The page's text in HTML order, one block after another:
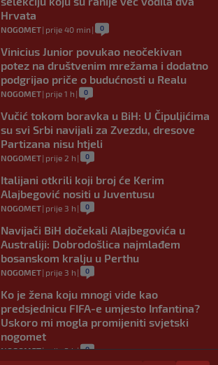
Hrvata
NOGOMET| prije 40 min | 0
Vinicius Junior povukao neočekivan
potez na društvenim mrežama i dodatno
podgrijao priče o budućnosti u Realu
NOGOMET| prije 1 h | 0
Vučić tokom boravka u BiH: U Čipuljićima
su svi Srbi navijali za Zvezdu, dresove
Partizana nisu htjeli
NOGOMET| prije 2 h | 0
Italijani otkrili koji broj će Kerim
Alajbegović nositi u Juventusu
NOGOMET| prije 3 h | 0
Navijači BiH dočekali Alajbegovića u
Australiji: Dobrodošlica najmlađem
bosanskom kralju u Perthu
NOGOMET| prije 3 h | 0
Ko je žena koju mnogi vide kao
predsjednicu FIFA-e umjesto Infantina?
Uskoro mi mogla promijeniti svjetski
nogomet
NOGOMET|prije 3 h| 0